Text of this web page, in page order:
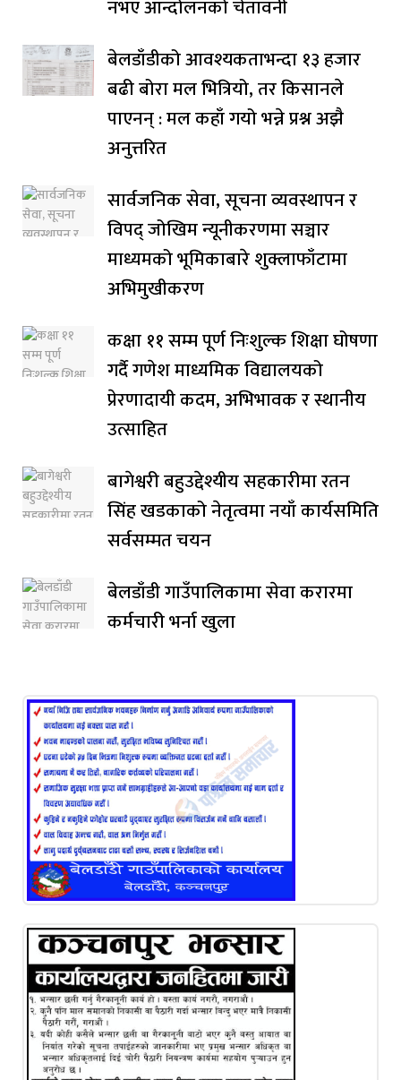
नभए आन्दोलनको चेतावनी
बेलडाँडीको आवश्यकताभन्दा १३ हजार
बढी बोरा मल भित्रियो, तर किसानले
पाएनन् : मल कहाँ गयो भन्ने प्रश्न अझै
अनुत्तरित
सार्वजनिक सेवा, सूचना व्यवस्थापन र
विपद् जोखिम न्यूनीकरणमा सञ्चार
माध्यमको भूमिकाबारे शुक्लाफाँटामा
अभिमुखीकरण
कक्षा ११ सम्म पूर्ण निःशुल्क शिक्षा घोषणा
गर्दै गणेश माध्यमिक विद्यालयको
प्रेरणादायी कदम, अभिभावक र स्थानीय
उत्साहित
बागेश्वरी बहुउद्देश्यीय सहकारीमा रतन
सिंह खडकाको नेतृत्वमा नयाँ कार्यसमिति
सर्वसम्मत चयन
बेलडाँडी गाउँपालिकामा सेवा करारमा
कर्मचारी भर्ना खुला